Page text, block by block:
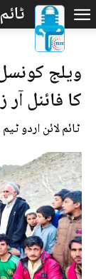
ویلج
کا فائنل
ٹائم لائن اردو ٹیم